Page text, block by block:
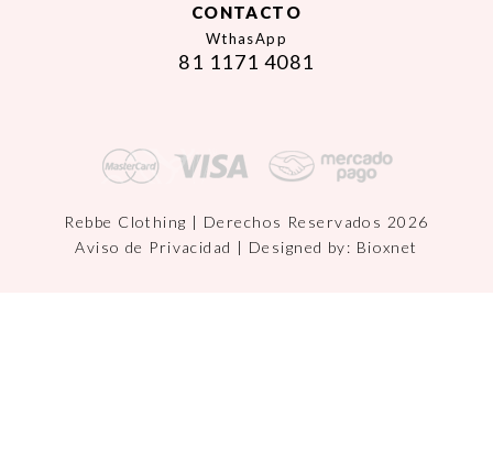
CONTACTO
WthasApp
81 1171 4081
Rebbe Clothing | Derechos Reservados 2026
Aviso de Privacidad | Designed by: Bioxnet